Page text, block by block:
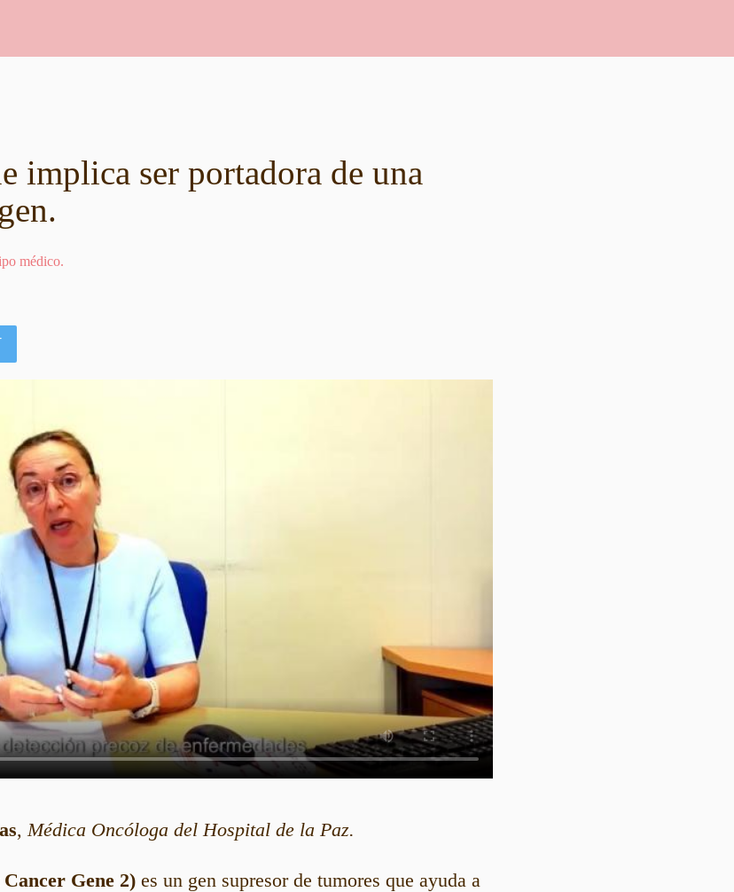
implica ser portadora de una
médico.
, Médica Oncóloga del Hospital de la Paz.
Gene 2) es un gen supresor de tumores que ayuda a